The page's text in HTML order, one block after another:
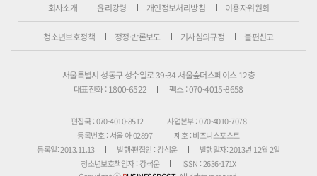
회사소개 윤리강령 개인정보처리방침 이용자위원회
청소년보호정책 정정·반론보도 기사심의규정 불편신고
서울특별시 성동구 성수일로 39-34 서울숲더스페이스 12층
대표전화 : 1800-6522
팩스 : 070-4015-8658
편집국 : 070-4010-8512
사업본부 : 070-4010-7078
등록번호 : 서울 아 02897
제호 : 비즈니스포스트
등록일: 2013.11.13
발행·편집인 : 강석운
발행일자: 2013년 12월 2일
청소년보호책임자 : 강석운
ISSN : 2636-171X